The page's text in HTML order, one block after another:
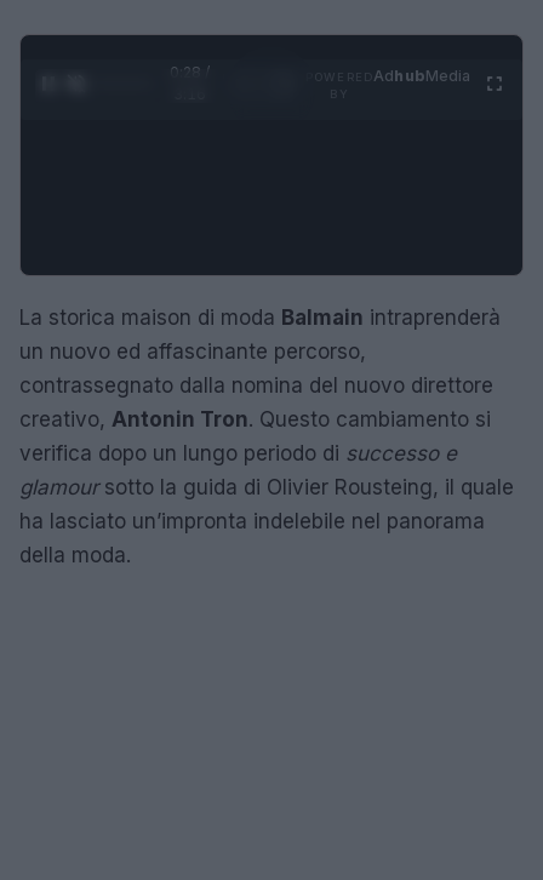
0:29 /
AdhubMedia
La storica maison di moda Balmain intraprenderà
un nuovo ed affascinante percorso,
contrassegnato dalla nomina del nuovo direttore
creativo, Antonin Tron. Questo cambiamento si
verifica dopo un lungo periodo di successo e
glamoursotto la guida di Olivier Rousteing, il quale
ha lasciato un’impronta indelebile nel panorama
della moda.